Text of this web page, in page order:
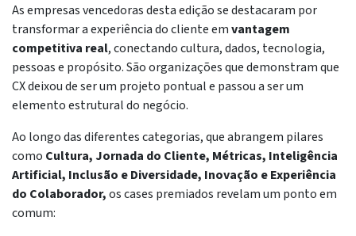
As empresas vencedoras desta edição se destacaram por
transformar a experiência do cliente emvantagem
competitiva real, conectando cultura, dados, tecnologia,
pessoas e propósito. São organizações que demonstram que
CX deixou de ser um projeto pontual e passou a ser um
elemento estrutural do negócio.
Ao longo das diferentes categorias, que abrangem pilares
como Cultura, Jornada do Cliente, Métricas, Inteligência
Artificial, Inclusão e Diversidade, Inovação e Experiência
do Colaborador,os cases premiados revelam um ponto em
comum: